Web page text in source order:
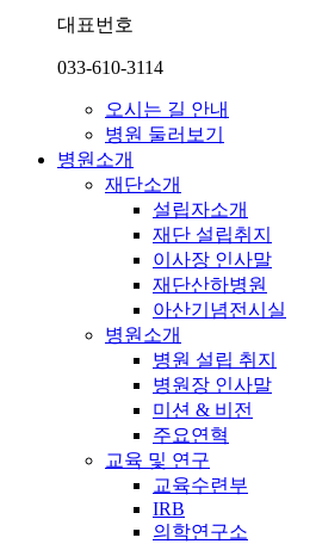
대표번호
033-610-3114
오시는 길 안내
병원 둘러보기
병원소개
재단소개
설립자소개
재단 설립취지
이사장 인사말
재단산하병원
아산기념전시실
병원소개
병원 설립 취지
병원장 인사말
미션 & 비전
주요연혁
교육 및 연구
교육수련부
IRB
의학연구소